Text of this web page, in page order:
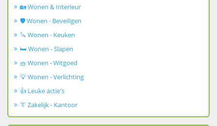
🏡 Wonen & Interieur
🛡️ Wonen - Beveiligen
🔪 Wonen - Keuken
🛏️ Wonen - Slapen
🧺 Wonen - Witgoed
💡 Wonen - Verlichting
👍 Leuke actie's
👔 Zakelijk - Kantoor